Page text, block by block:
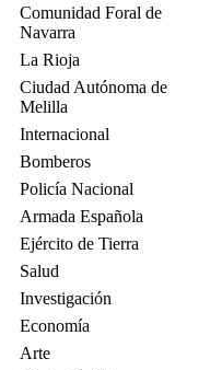
Comunidad Foral de
Navarra
La Rioja
Ciudad Autónoma de
Melilla
Internacional
Bomberos
Policía Nacional
Armada Española
Ejército de Tierra
Salud
Investigación
Economía
Arte